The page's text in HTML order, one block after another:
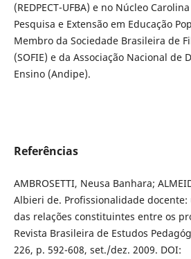
(REDPECT-UFBA) e no Núcleo
Pesquisa e Extensão em Educação
Membro da Sociedade Brasileira de
(SOFIE) e da Associação Nacional de
Ensino (Andipe).
Referências
AMBROSETTI, Neusa Banhara;
Albieri de. Profissionalidade
das relações constituintes entre os
Revista Brasileira de Estudos
226, p. 592-608, set./dez. 2009. DOI: